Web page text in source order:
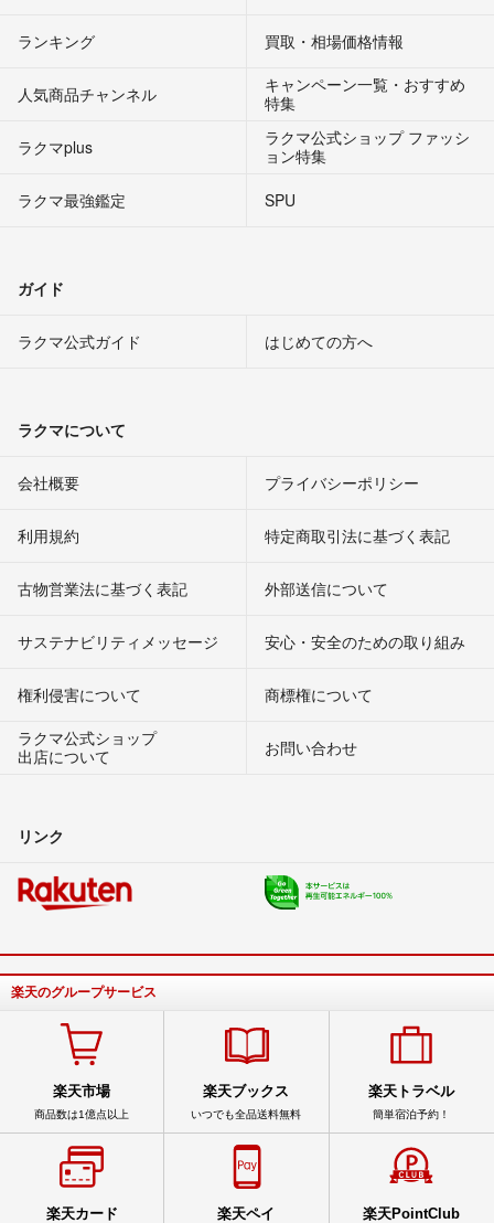
ランキング 買取・相場価格情報
人気商品チャンネル
キャンペーン一覧・おすすめ
特集
ラクマplus
ラクマ公式ショップ ファッシ
ョン特集
ラクマ最強鑑定
SPU
ガイド
ラクマ公式ガイド はじめての方へ
ラクマについて
会社概要 プライバシーポリシー
利用規約 特定商取引法に基づく表記
古物営業法に基づく表記 外部送信について
サステナビリティメッセージ 安心・安全のための取り組み
権利侵害について
商標権について
ラクマ公式ショップ
出店について
お問い合わせ
リンク
楽天のグループサービス
楽天市場
商品数は1億点以上
楽天ブックス
いつでも全品送料無料
楽天トラベル
簡単宿泊予約！
楽天カード 楽天ペイ 楽天PointClub